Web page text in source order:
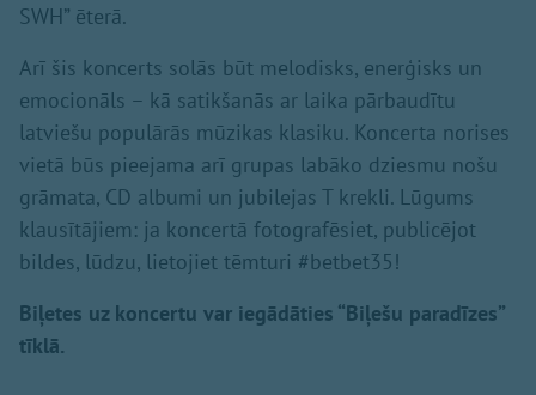
SWH” ēterā.
Arī šis koncerts solās būt melodisks, enerģisks un
emocionāls – kā satikšanās ar laika pārbaudītu
latviešu populārās mūzikas klasiku. Koncerta norises
vietā būs pieejama arī grupas labāko dziesmu nošu
grāmata, CD albumi un jubilejas T krekli. Lūgums
klausītājiem: ja koncertā fotografēsiet, publicējot
bildes, lūdzu, lietojiet tēmturi #betbet35!
Biļetes uz koncertu var iegādāties “Biļešu paradīzes”
tīklā.